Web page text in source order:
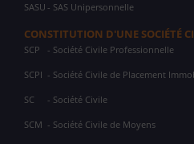
SASU - SAS Unipersonnelle
CONSTITUTION D'UNE SOCIÉTÉ
SCP - Société Civile Professionnelle
SCPI - Société Civile de Placement
SC - Société Civile
SCM - Société Civile de Moyens